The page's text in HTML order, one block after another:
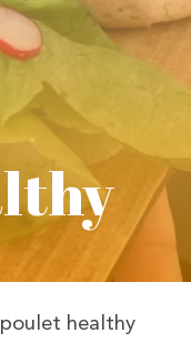
healthy